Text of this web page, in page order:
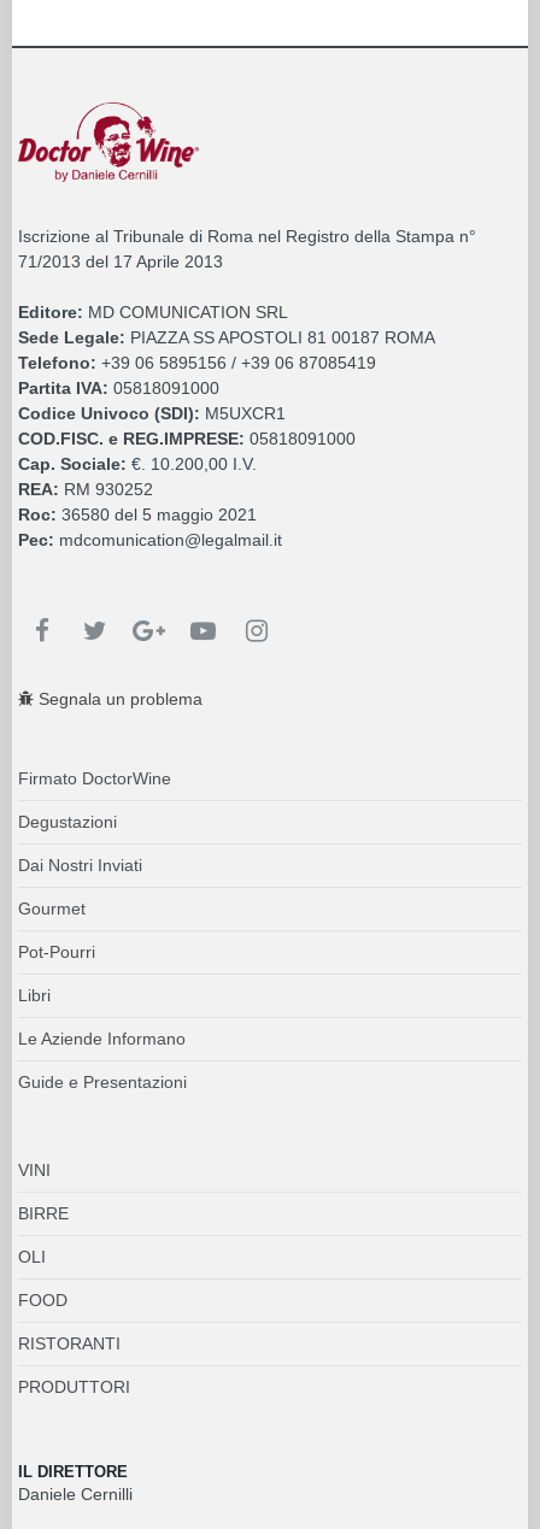
Iscrizione al Tribunale di Roma nel Registro della Stampa n°
71/2013 del 17 Aprile 2013
Editore: MD COMUNICATION SRL
Sede Legale: PIAZZA SS APOSTOLI 81 00187 ROMA
Telefono: +39 06 5895156 / +39 06 87085419
Partita IVA: 05818091000
Codice Univoco (SDI): M5UXCR1
COD.FISC. e REG.IMPRESE: 05818091000
Cap. Sociale: €. 10.200,00 I.V.
REA: RM 930252
Roc: 36580 del 5 maggio 2021
Pec: mdcomunication@legalmail.it
Segnala un problema
Firmato DoctorWine
Degustazioni
Dai Nostri Inviati
Gourmet
Pot-Pourri
Libri
Le Aziende Informano
Guide e Presentazioni
VINI
BIRRE
OLI
FOOD
RISTORANTI
PRODUTTORI
IL DIRETTORE
Daniele Cernilli